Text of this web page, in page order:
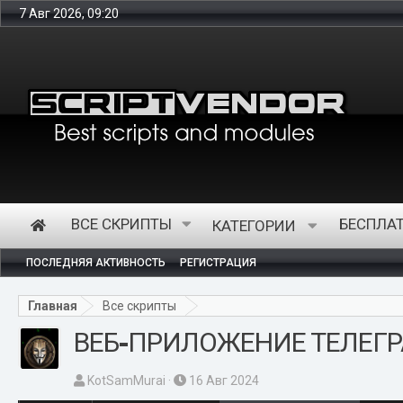
7 Авг 2026, 09:20 Интернет-
ВСЕ СКРИПТЫ КАТЕГОРИИ
ПОСЛЕДНЯЯ АКТИВНОСТЬ РЕГИСТРАЦИЯ
Главная Все скрипты
ВЕБ-ПРИЛОЖЕНИЕ ТЕЛЕГРАМ
А
KotSamMurai
Д
16 Авг 2024